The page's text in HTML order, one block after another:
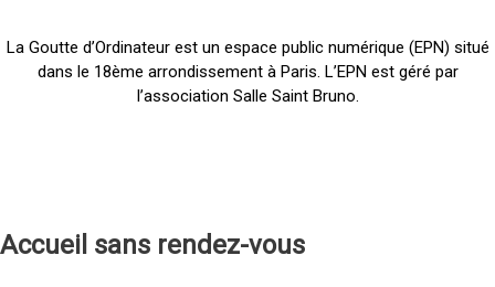
La Goutte d’Ordinateur est un espace public numérique (EPN) situé
dans le 18ème arrondissement à Paris. L’EPN est géré par
l’association Salle Saint Bruno.
Accueil sans rendez-vous